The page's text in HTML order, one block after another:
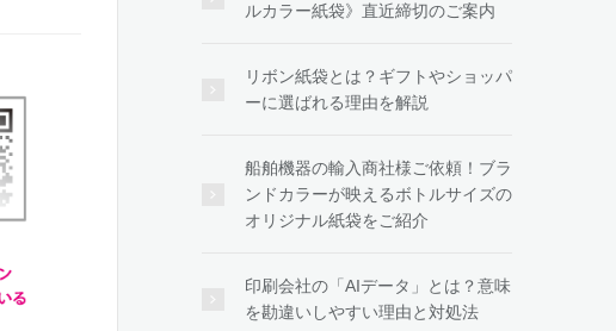
ルカラー紙袋》直近締切のご案内
リボン紙袋とは？ギフトやショッパ
ーに選ばれる理由を解説
船舶機器の輸入商社様ご依頼！ブラ
ンドカラーが映えるボトルサイズの
オリジナル紙袋をご紹介
印刷会社の「AIデータ」とは？意味
を勘違いしやすい理由と対処法